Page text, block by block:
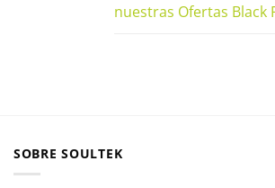
nuestras Ofertas Black
SOBRE SOULTEK